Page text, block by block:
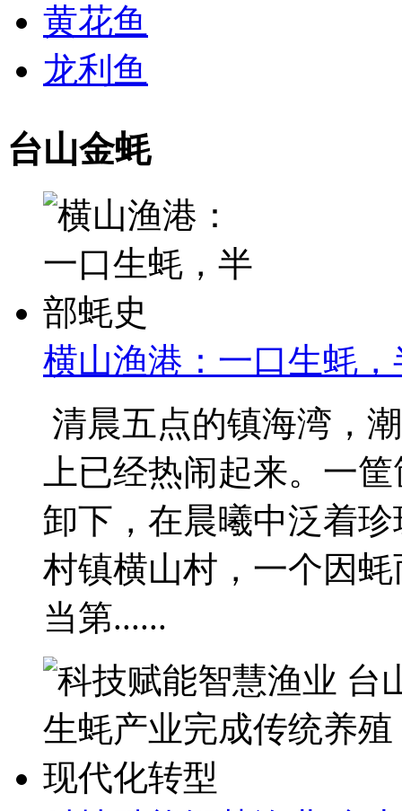
黄花鱼
龙利鱼
台山金蚝
横山渔港：一口生蚝
清晨五点的镇海湾，
上已经热闹起来。一
卸下，在晨曦中泛着
村镇横山村，一个因
当第......